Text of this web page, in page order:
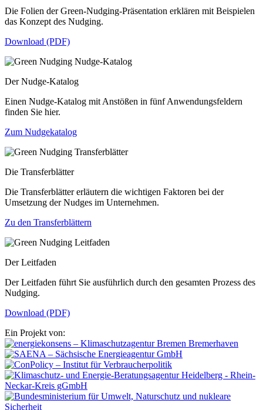
Die Folien der Green-Nudging-Präsentation erklären mit Beispielen
das Konzept des Nudging.
Download (PDF)
Der Nudge-Katalog
Einen Nudge-Katalog mit Anstößen in fünf Anwendungsfeldern
finden Sie hier.
Zum Nudgekatalog
Die Transferblätter
Die Transferblätter erläutern die wichtigen Faktoren bei der
Umsetzung der Nudges im Unternehmen.
Zu den Transferblättern
Der Leitfaden
Der Leitfaden führt Sie ausführlich durch den gesamten Prozess des
Nudging.
Download (PDF)
Ein Projekt von: